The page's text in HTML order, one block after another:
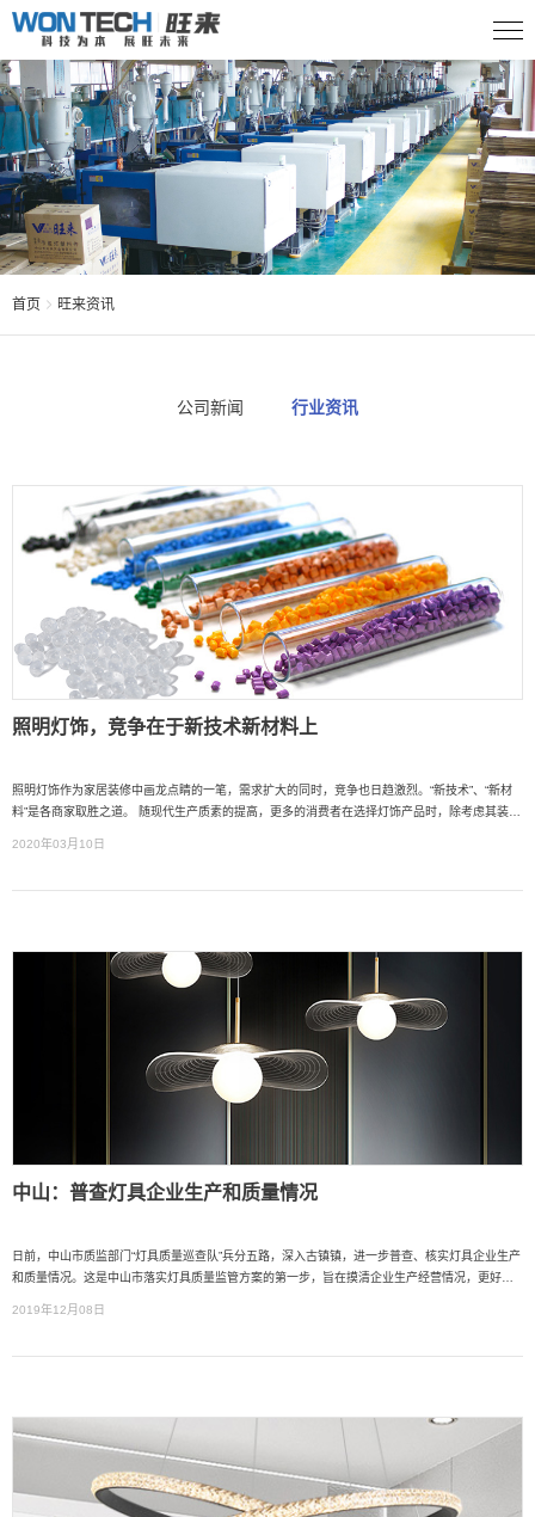
首页 旺来资讯
公司新闻 行业资讯
照明灯饰，竞争在于新技术新材料上
照明灯饰作为家居装修中画龙点睛的一笔，需求扩大的同时，竞争也日趋激烈。“新技术”、“新材
料”是各商家取胜之道。 随现代生产质素的提高，更多的消费者在选择灯饰产品时，除考虑其装饰
2020年03月10日
中山：普查灯具企业生产和质量情况
日前，中山市质监部门“灯具质量巡查队”兵分五路，深入古镇镇，进一步普查、核实灯具企业生产
和质量情况。这是中山市落实灯具质量监管方案的第一步，旨在摸清企业生产经营情况，更好地
2019年12月08日